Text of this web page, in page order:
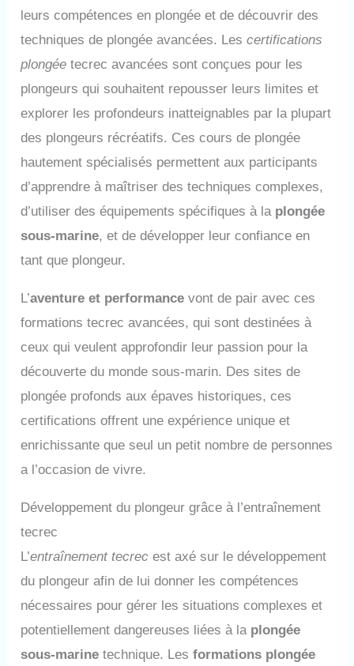
leurs compétences en plongée et de découvrir des
techniques de plongée avancées. Lescertifications
plongée tecrec avancées sont conçues pour les
plongeurs qui souhaitent repousser leurs limites et
explorer les profondeurs inatteignables par la plupart
des plongeurs récréatifs. Ces cours de plongée
hautement spécialisés permettent aux participants
d’apprendre à maîtriser des techniques complexes,
d’utiliser des équipements spécifiques à la plongée
sous-marine, et de développer leur confiance en
tant que plongeur.
L’aventure et performance vont de pair avec ces
formations tecrec avancées, qui sont destinées à
ceux qui veulent approfondir leur passion pour la
découverte du monde sous-marin. Des sites de
plongée profonds aux épaves historiques, ces
certifications offrent une expérience unique et
enrichissante que seul un petit nombre de personnes
a l’occasion de vivre.
Développement du plongeur grâce à l’entraînement
tecrec
L’entraînement tecrec est axé sur le développement
du plongeur afin de lui donner les compétences
nécessaires pour gérer les situations complexes et
potentiellement dangereuses liées à la plongée
sous-marine technique. Lesformations plongée